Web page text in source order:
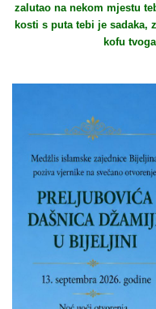
zalutao na nekom mjestu
kosti s puta tebi je sadaka,
kofu